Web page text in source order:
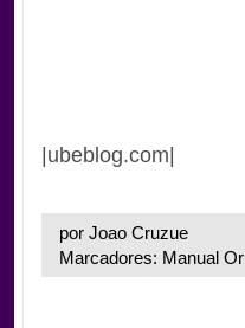
|ubeblog.com|
por Joao Cruzue
Marcadores: Manual